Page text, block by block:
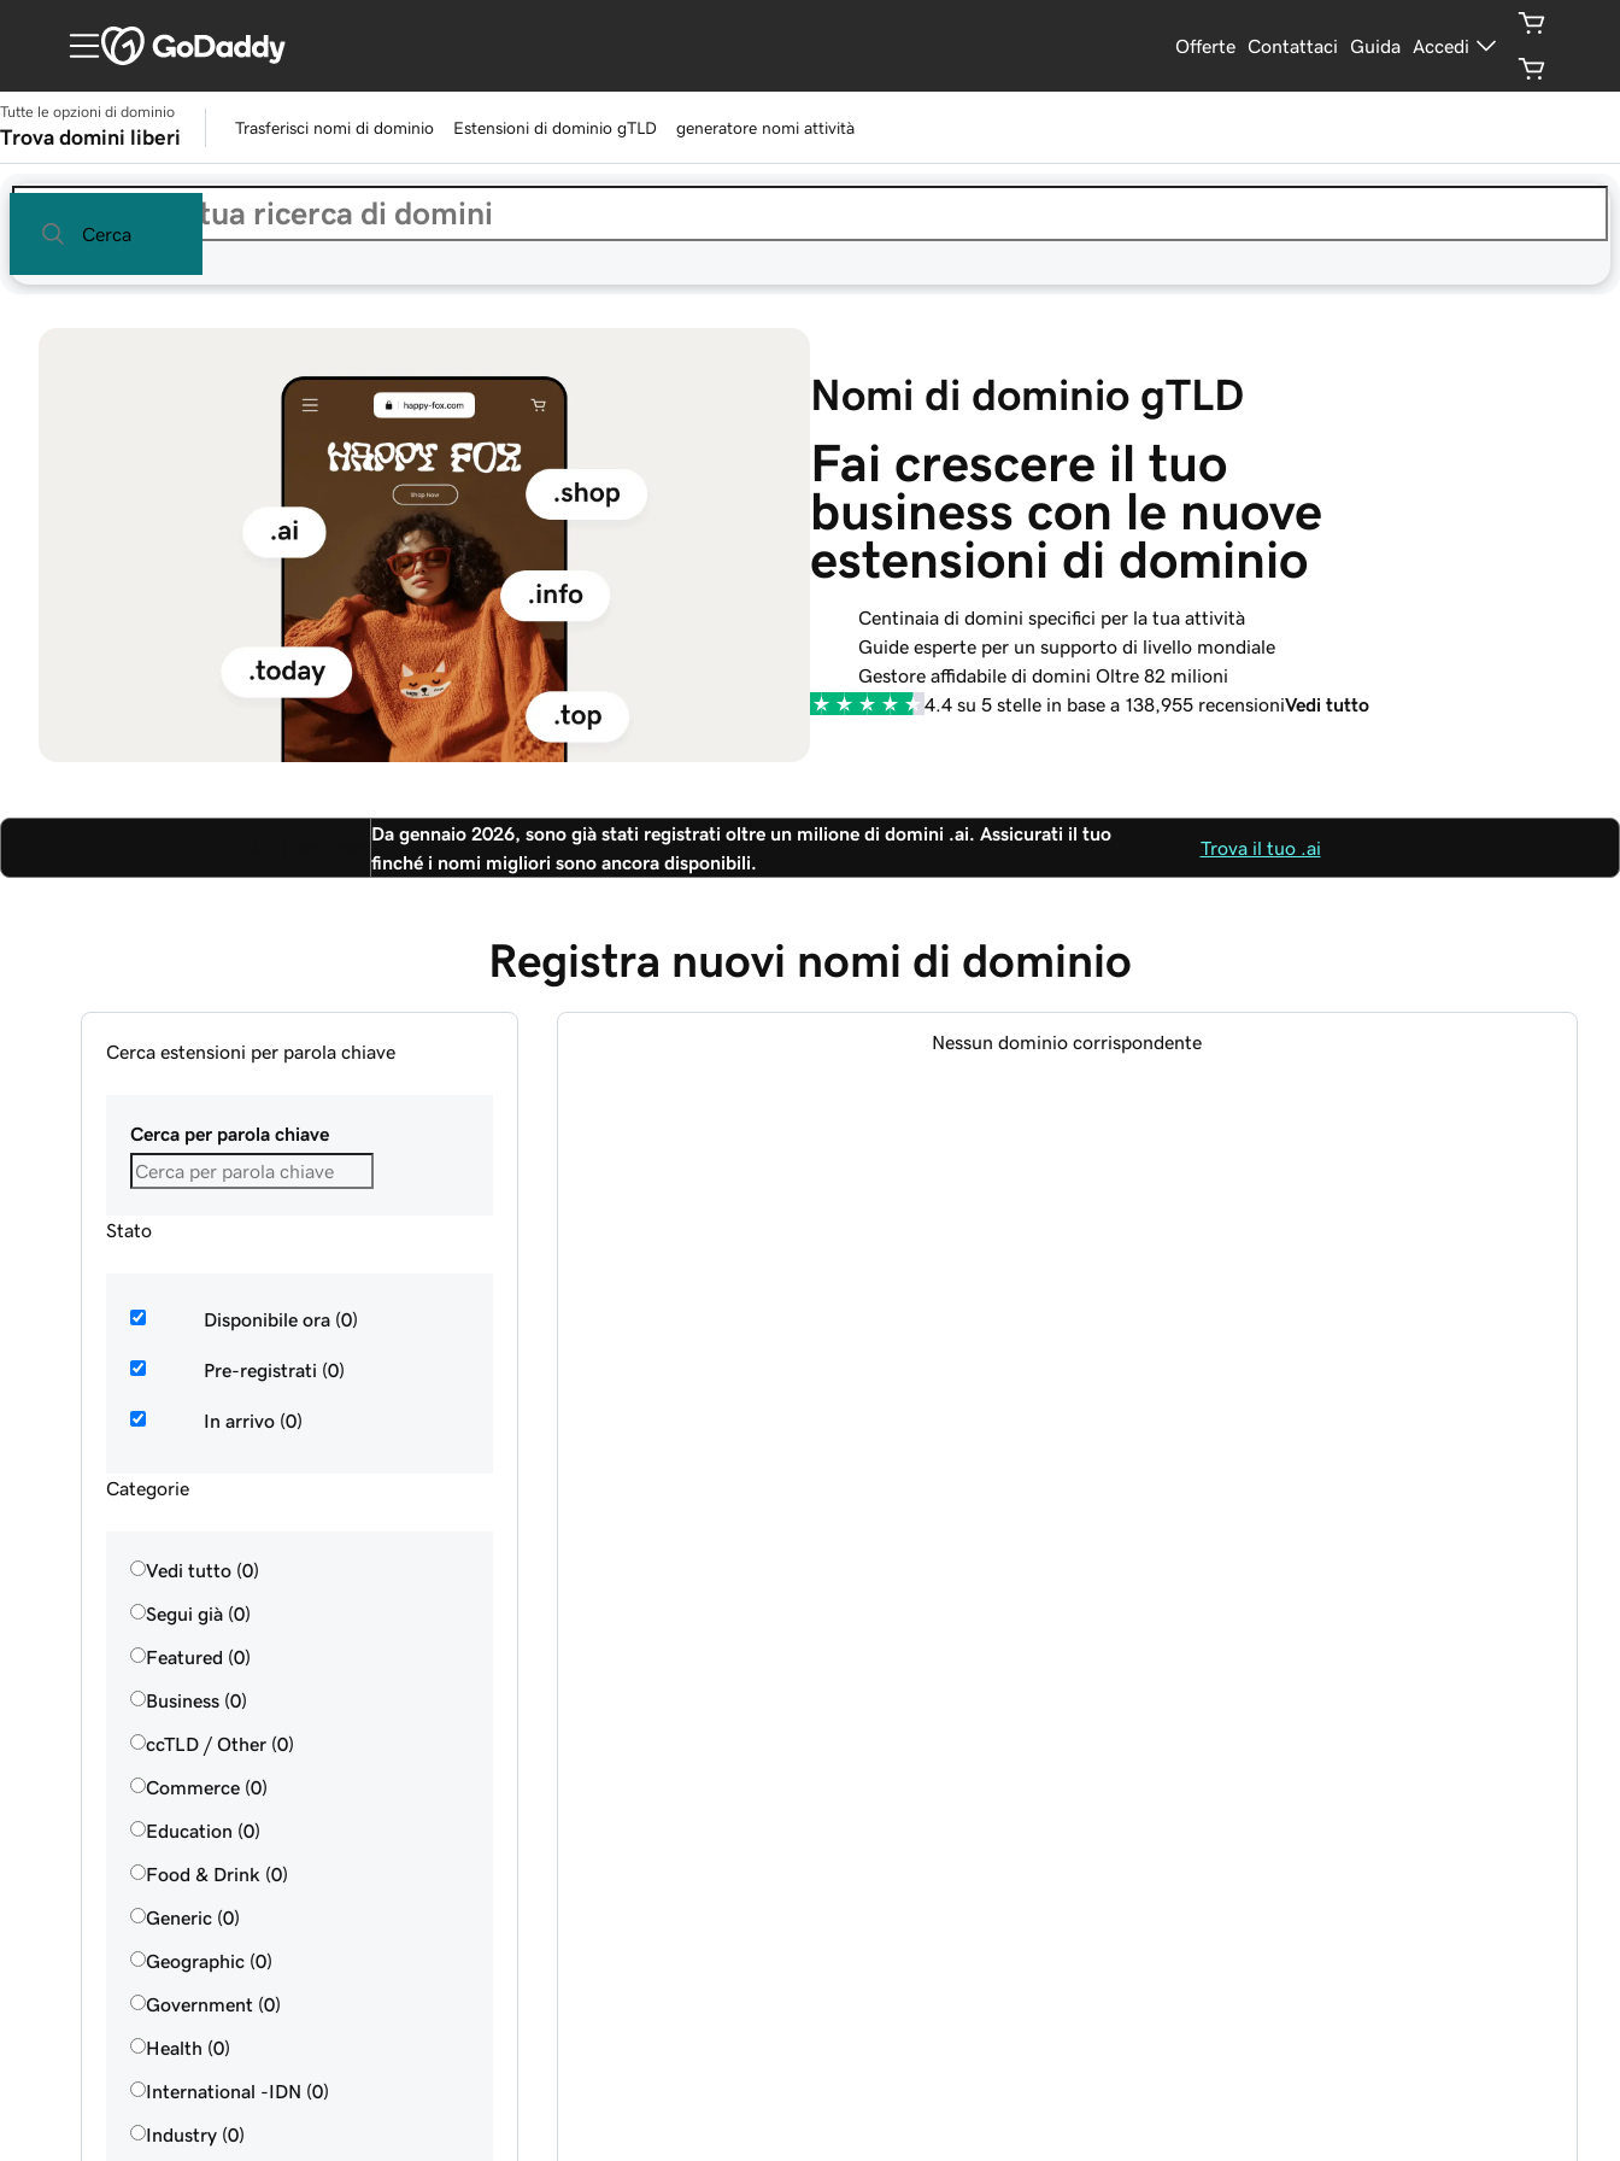
Offerte Contattaci Guida Accedi
Tutte le opzioni di dominio
Trova domini liberi Trasferisci nomi di dominio Estensioni di dominio gTLD generatore nomi attività
Cerca
Nomi di dominio gTLD
Fai crescere il tuo
business con le nuove
estensioni di dominio
Centinaia di domini specifici per la tua attività
Guide esperte per un supporto di livello mondiale
Gestore affidabile di domini Oltre 82 milioni
4.4 su 5 stelle in base a 138,955 recensioniVedi tutto
Da gennaio 2026, sono già stati registrati oltre un milione di domini .ai. Assicurati il tuo
finché i nomi migliori sono ancora disponibili.
Trova il tuo .ai
Registra nuovi nomi di dominio
Cerca estensioni per parola chiave
Cerca per parola chiave
Stato
Disponibile ora (0)
Pre-registrati (0)
In arrivo (0)
Categorie
Vedi tutto (0)
Segui già (0)
Featured (0)
Business (0)
ccTLD / Other (0)
Commerce (0)
Education (0)
Food & Drink (0)
Generic (0)
Geographic (0)
Government (0)
Health (0)
International -IDN (0)
Industry (0)
Nessun dominio corrispondente